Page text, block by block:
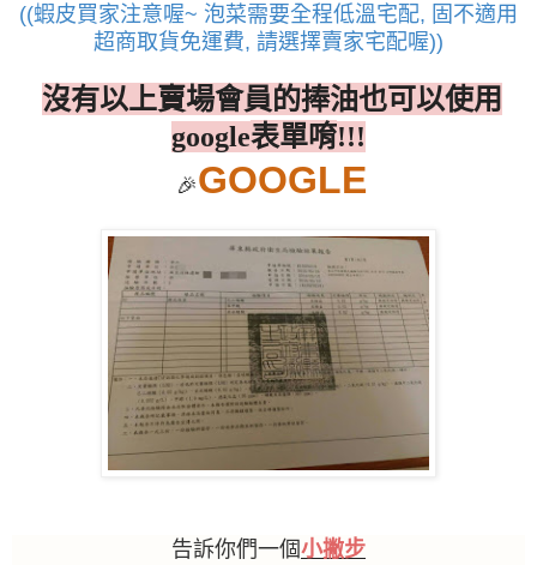
((蝦皮買家注意喔~ 泡菜需要全程低溫宅配, 固不適用
超商取貨免運費, 請選擇賣家宅配喔))
沒有以上賣場會員的捧油也可以使用
google表單唷!!!
🎉GOOGLE
告訴你們一個小撇步